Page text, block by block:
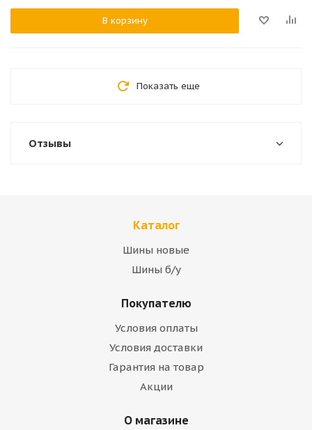
В корзину
Показать еще
Отзывы
Каталог
Шины новые
Шины б/у
Покупателю
Условия оплаты
Условия доставки
Гарантия на товар
Акции
О магазине